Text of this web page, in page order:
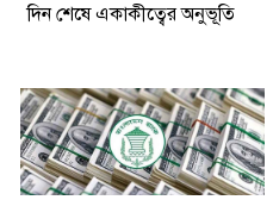
দিন শেষে একাকীত্বের অনুভূতি